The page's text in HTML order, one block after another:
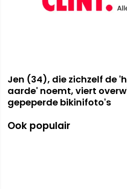
Jen (34), die zichzelf de
aarde' noemt, viert
gepeperde bikinifoto's
Ook populair